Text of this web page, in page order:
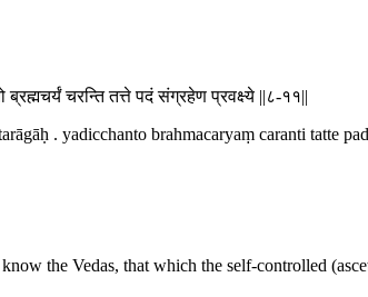
ब्रह्मचर्यं चरन्ति तत्ते पदं संग्रहेण प्रवक्ष्ये ||८-११||
. yadicchanto brahmacaryaṃ caranti tatte
the Vedas, that which the self-controlled